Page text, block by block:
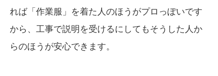
れば「作業服」を着た人のほうがプロっぽいです
から、工事で説明を受けるにしてもそうした人か
らのほうが安心できます。